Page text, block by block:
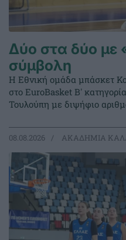
Δύο στα δύο με
σύμβολη
Η Εθνική ομάδα μπάσκετ
στο EuroBasket Β'
Τουλούπη με διψήφιο
08.08.2026 ΑΚΑΔΗΜΙΑ